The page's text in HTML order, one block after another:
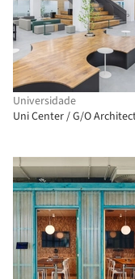
Universidade
Uni Center / G/O